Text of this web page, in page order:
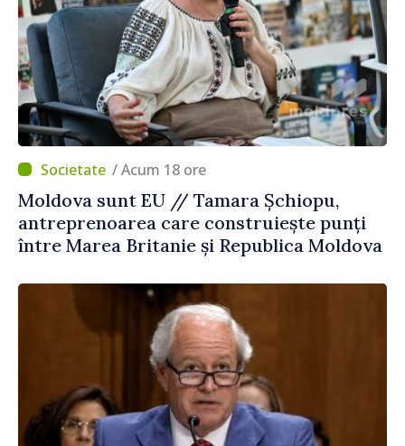
/ Acum 18 ore
Moldova sunt EU // Tamara Șchiopu,
antreprenoarea care construiește punți
între Marea Britanie și Republica Moldova